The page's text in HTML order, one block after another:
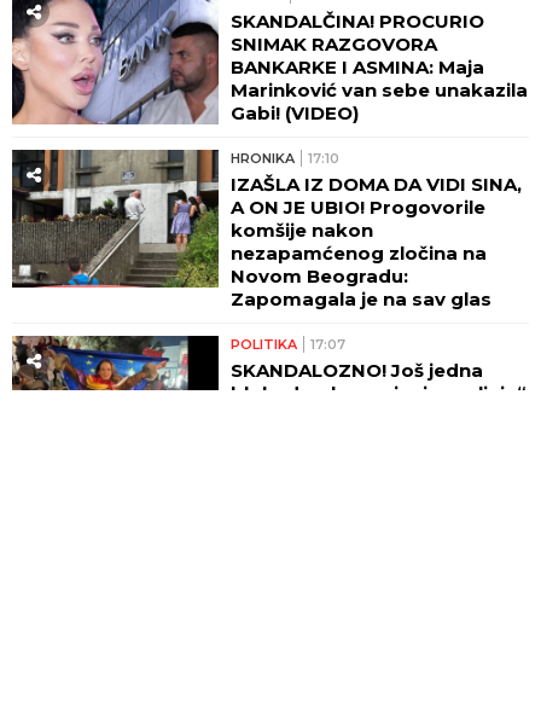
SKANDALČINA! PROCURIO
SNIMAK RAZGOVORA
BANKARKE I ASMINA: Maja
Marinković van sebe unakazila
Gabi! (VIDEO)
HRONIKA 17:10
IZAŠLA IZ DOMA DA VIDI SINA,
A ON JE UBIO! Progovorile
komšije nakon
nezapamćenog zločina na
Novom Beogradu:
Zapomagala je na sav glas
POLITIKA 17:07
SKANDALOZNO! Još jedna
blokaderska perjanica „pljuje“